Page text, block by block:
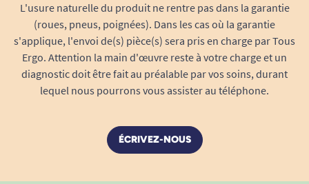
L'usure naturelle du produit ne rentre pas dans la garantie
(roues, pneus, poignées). Dans les cas où la garantie
s'applique, l'envoi de(s) pièce(s) sera pris en charge par Tous
Ergo. Attention la main d'œuvre reste à votre charge et un
diagnostic doit être fait au préalable par vos soins, durant
lequel nous pourrons vous assister au téléphone.
ÉCRIVEZ-NOUS